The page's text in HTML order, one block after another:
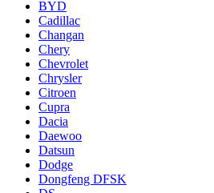
BYD
Cadillac
Changan
Chery
Chevrolet
Chrysler
Citroen
Cupra
Dacia
Daewoo
Datsun
Dodge
Dongfeng DFSK